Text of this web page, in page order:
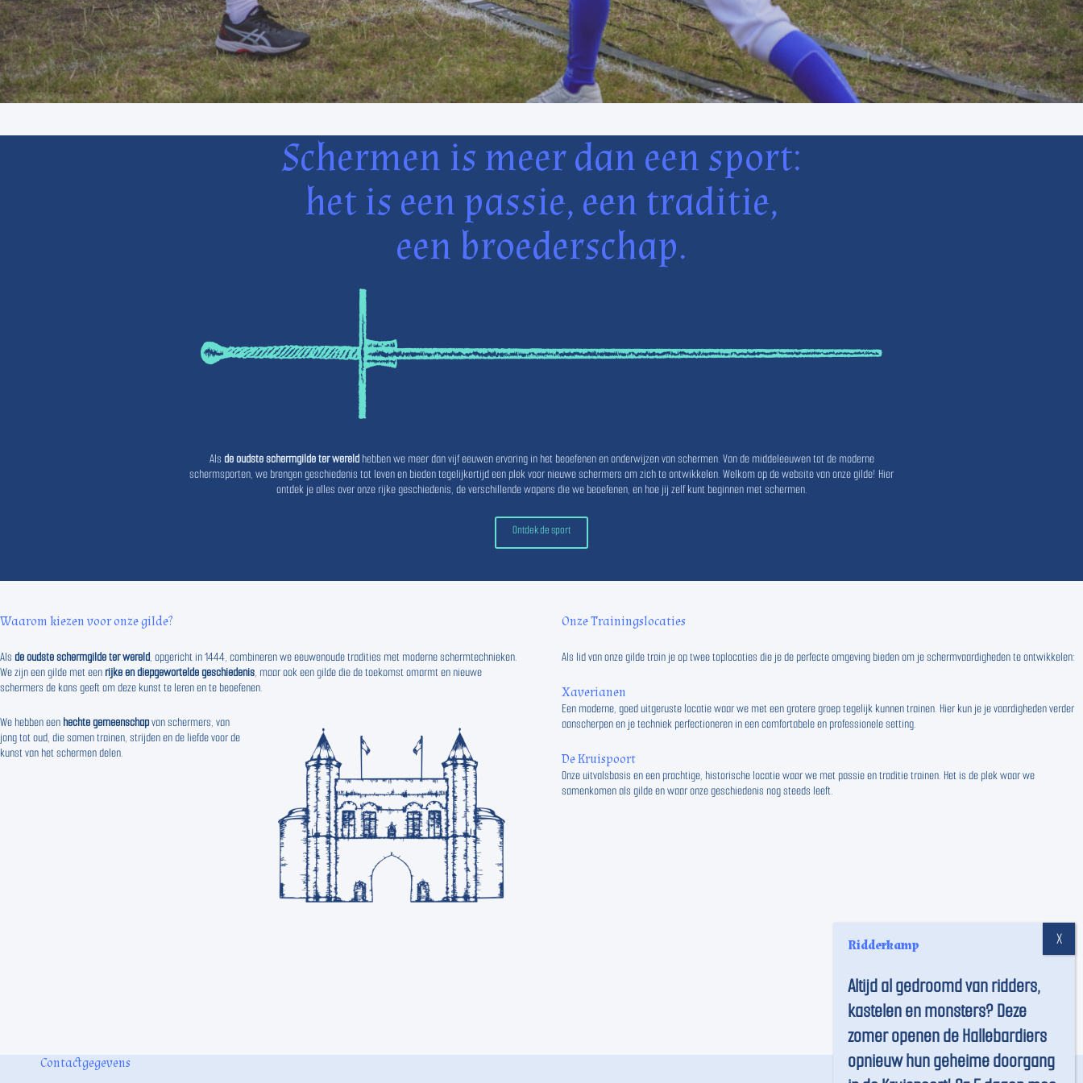
Schermen is meer dan een sport:
het is een passie, een traditie,
een broederschap.
Als de oudste schermgilde ter wereldhebben we meer dan vijf eeuwen ervaring in het beoefenen en onderwijzen van schermen. Van de middeleeuwen tot de moderne
schermsporten, we brengen geschiedenis tot leven en bieden tegelijkertijd een plek voor nieuwe schermers om zich te ontwikkelen. Welkom op de website van onze gilde! Hier
ontdek je alles over onze rijke geschiedenis, de verschillende wapens die we beoefenen, en hoe jij zelf kunt beginnen met schermen.
Ontdek de sport
Waarom kiezen voor onze gilde?
Als de oudste schermgilde ter wereld, opgericht in 1444, combineren we eeuwenoude tradities met moderne schermtechnieken.
We zijn een gilde met een rijke en diepgewortelde geschiedenis, maar ook een gilde die de toekomst omarmt en nieuwe
schermers de kans geeft om deze kunst te leren en te beoefenen.
We hebben een hechte gemeenschapvan schermers, van
jong tot oud, die samen trainen, strijden en de liefde voor de
kunst van het schermen delen.
Onze Trainingslocaties
Als lid van onze gilde train je op twee toplocaties die je de perfecte omgeving bieden om je schermvaardigheden te ontwikkelen:
Xaverianen
Een moderne, goed uitgeruste locatie waar we met een grotere groep tegelijk kunnen trainen. Hier kun je je vaardigheden verder
aanscherpen en je techniek perfectioneren in een comfortabele en professionele setting.
De Kruispoort
Onze uitvalsbasis en een prachtige, historische locatie waar we met passie en traditie trainen. Het is de plek waar we
samenkomen als gilde en waar onze geschiedenis nog steeds leeft.
Contactgegevens
Ridderkamp
Altijd al gedroomd van ridders,
kastelen en monsters? Deze
zomer openen de Hallebardiers
opnieuw hun geheime doorgang